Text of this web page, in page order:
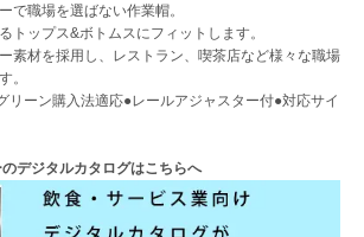
で職場を選ばない作業帽。
トップス&ボトムスにフィットします。
素材を採用し、レストラン、喫茶店など様々な職場
。
リーン購入法適応●レールアジャスター付●対応サイ
デジタルカタログはこちらへ